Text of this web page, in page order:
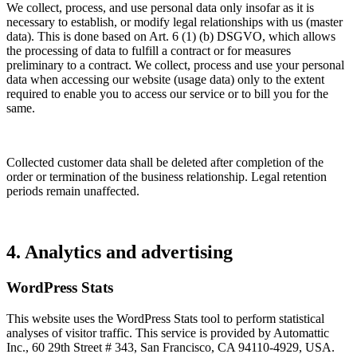
We collect, process, and use personal data only insofar as it is
necessary to establish, or modify legal relationships with us (master
data). This is done based on Art. 6 (1) (b) DSGVO, which allows
the processing of data to fulfill a contract or for measures
preliminary to a contract. We collect, process and use your personal
data when accessing our website (usage data) only to the extent
required to enable you to access our service or to bill you for the
same.
Collected customer data shall be deleted after completion of the
order or termination of the business relationship. Legal retention
periods remain unaffected.
4. Analytics and advertising
WordPress Stats
This website uses the WordPress Stats tool to perform statistical
analyses of visitor traffic. This service is provided by Automattic
Inc., 60 29th Street # 343, San Francisco, CA 94110-4929, USA.